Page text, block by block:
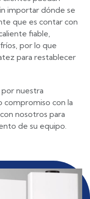
importar dónde se
que es contar con
fiable,
por lo que
para restablecer
nuestra
compromiso con la
nosotros para
de su equipo.